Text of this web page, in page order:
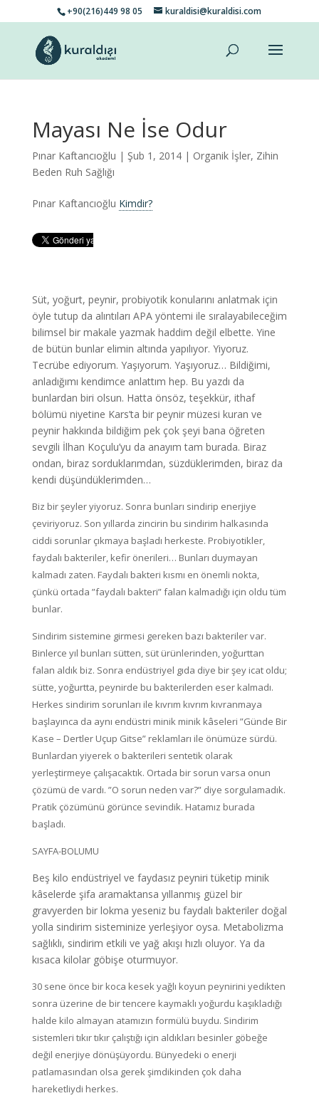
+90(216)449 98 05 kuraldisi@kuraldisi.com
Mayası Ne İse Odur
Pınar Kaftancıoğlu | Şub 1, 2014 | Organik İşler, Zihin
Beden Ruh Sağlığı
Pınar Kaftancıoğlu Kimdir?
Süt, yoğurt, peynir, probiyotik konularını anlatmak için
öyle tutup da alıntıları APA yöntemi ile sıralayabileceğim
bilimsel bir makale yazmak haddim değil elbette. Yine
de bütün bunlar elimin altında yapılıyor. Yiyoruz.
Tecrübe ediyorum. Yaşıyorum. Yaşıyoruz… Bildiğimi,
anladığımı kendimce anlattım hep. Bu yazdı da
bunlardan biri olsun. Hatta önsöz, teşekkür, ithaf
bölümü niyetine Kars’ta bir peynir müzesi kuran ve
peynir hakkında bildiğim pek çok şeyi bana öğreten
sevgili İlhan Koçulu’yu da anayım tam burada. Biraz
ondan, biraz sorduklarımdan, süzdüklerimden, biraz da
kendi düşündüklerimden…
Biz bir şeyler yiyoruz. Sonra bunları sindirip enerjiye
çeviriyoruz. Son yıllarda zincirin bu sindirim halkasında
ciddi sorunlar çıkmaya başladı herkeste. Probiyotikler,
faydalı bakteriler, kefir önerileri… Bunları duymayan
kalmadı zaten. Faydalı bakteri kısmı en önemli nokta,
çünkü ortada ”faydalı bakteri” falan kalmadığı için oldu tüm
bunlar.
Sindirim sistemine girmesi gereken bazı bakteriler var.
Binlerce yıl bunları sütten, süt ürünlerinden, yoğurttan
falan aldık biz. Sonra endüstriyel gıda diye bir şey icat oldu;
sütte, yoğurtta, peynirde bu bakterilerden eser kalmadı.
Herkes sindirim sorunları ile kıvrım kıvrım kıvranmaya
başlayınca da aynı endüstri minik minik kâseleri ”Günde Bir
Kase – Dertler Uçup Gitse” reklamları ile önümüze sürdü.
Bunlardan yiyerek o bakterileri sentetik olarak
yerleştirmeye çalışacaktık. Ortada bir sorun varsa onun
çözümü de vardı. ”O sorun neden var?” diye sorgulamadık.
Pratik çözümünü görünce sevindik. Hatamız burada
başladı.
SAYFA-BOLUMU
Beş kilo endüstriyel ve faydasız peyniri tüketip minik
kâselerde şifa aramaktansa yıllanmış güzel bir
gravyerden bir lokma yeseniz bu faydalı bakteriler doğal
yolla sindirim sisteminize yerleşiyor oysa. Metabolizma
sağlıklı, sindirim etkili ve yağ akışı hızlı oluyor. Ya da
kısaca kilolar göbişe oturmuyor.
30 sene önce bir koca kesek yağlı koyun peynirini yedikten
sonra üzerine de bir tencere kaymaklı yoğurdu kaşıkladığı
halde kilo almayan atamızın formülü buydu. Sindirim
sistemleri tıkır tıkır çalıştığı için aldıkları besinler göbeğe
değil enerjiye dönüşüyordu. Bünyedeki o enerji
patlamasından olsa gerek şimdikinden çok daha
hareketliydi herkes.